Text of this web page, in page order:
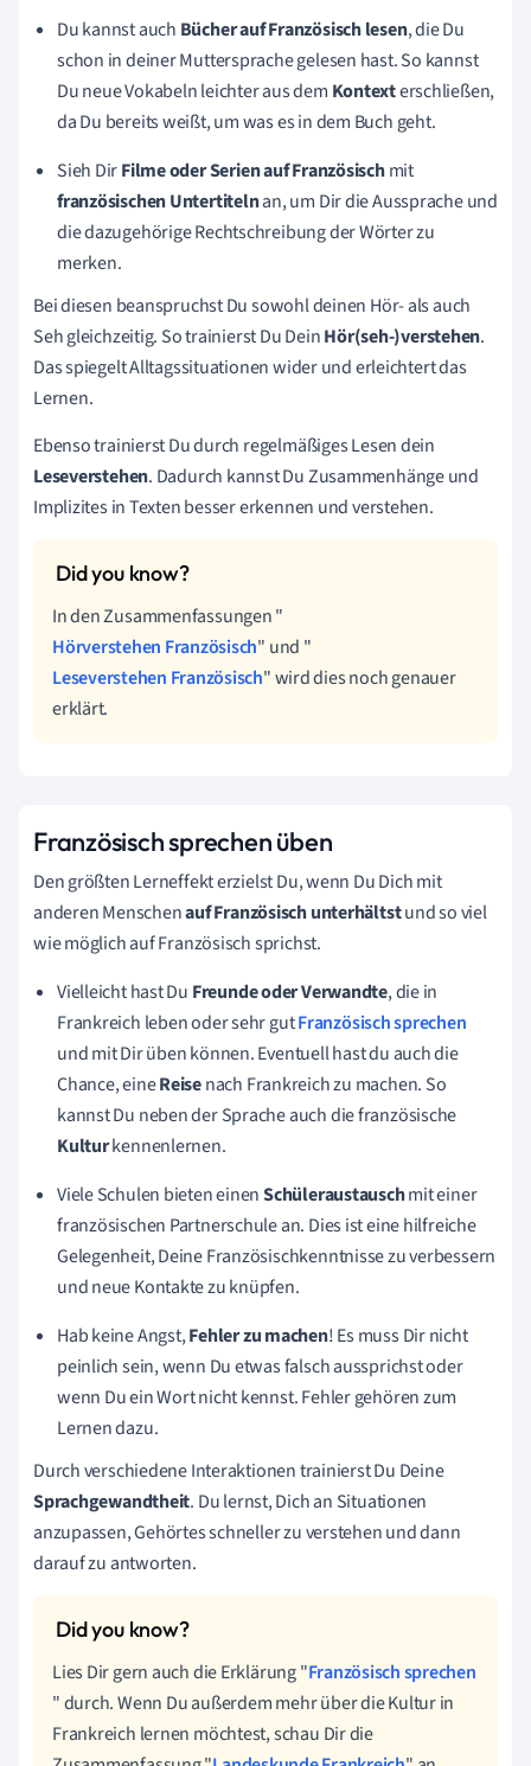
Du kannst auch Bücher auf Französisch lesen, die Du
schon in deiner Muttersprache gelesen hast. So kannst
Du neue Vokabeln leichter aus dem Kontexterschließen,
da Du bereits weißt, um was es in dem Buch geht.
Sieh DirFilmeoder Serienauf Französischmit
französischenUntertitelnan, um Dir die Aussprache und
die dazugehörige Rechtschreibung der Wörter zu
merken.
Bei diesen beanspruchst Du sowohl deinen Hör- als auch
Seh gleichzeitig. So trainierst Du DeinHör(seh-)verstehen.
Das spiegelt Alltagssituationen wider und erleichtert das
Lernen.
Ebenso trainierst Du durch regelmäßiges Lesen dein
Leseverstehen. Dadurch kannst Du Zusammenhänge und
Implizites in Texten besser erkennen und verstehen.
In den Zusammenfassungen "
Hörverstehen Französisch" und "
Leseverstehen Französisch" wird dies noch genauer
erklärt.
Französisch sprechen üben
Den größten Lerneffekt erzielst Du, wenn Du Dich mit
anderen Menschenauf Französisch unterhältstund so viel
wie möglich auf Französisch sprichst.
Vielleicht hast Du Freunde oder Verwandte, die in
Frankreich leben oder sehr gutFranzösisch sprechen
und mit Dir üben können. Eventuell hast du auch die
Chance, eineReisenach Frankreich zu machen. So
kannst Du neben der Sprache auch die französische
Kulturkennenlernen.
Viele Schulen bieten einenSchüleraustauschmit einer
französischen Partnerschule an. Dies ist eine hilfreiche
Gelegenheit, Deine Französischkenntnisse zu verbessern
und neue Kontakte zu knüpfen.
Hab keine Angst,Fehler zu machen! Es muss Dir nicht
peinlich sein, wenn Du etwas falsch aussprichst oder
wenn Du ein Wort nicht kennst. Fehler gehören zum
Lernen dazu.
Durch verschiedene Interaktionen trainierst Du Deine
Sprachgewandtheit. Du lernst, Dich an Situationen
anzupassen, Gehörtes schneller zu verstehen und dann
darauf zu antworten.
Lies Dir gern auch die Erklärung "Französisch sprechen
" durch. Wenn Du außerdem mehr über die Kultur in
Frankreich lernen möchtest, schau Dir die